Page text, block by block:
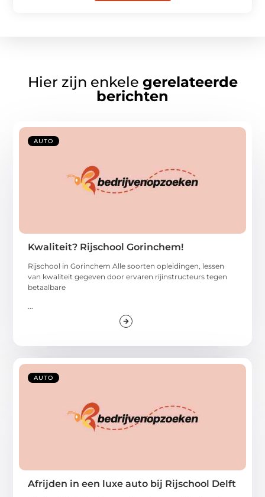
Hier zijn enkele gerelateerde
berichten
AUTO
Kwaliteit? Rijschool Gorinchem!
Rijschool in Gorinchem Alle soorten opleidingen, lessen
van kwaliteit gegeven door ervaren rijinstructeurs tegen
betaalbare
...
AUTO
Afrijden in een luxe auto bij Rijschool Delft